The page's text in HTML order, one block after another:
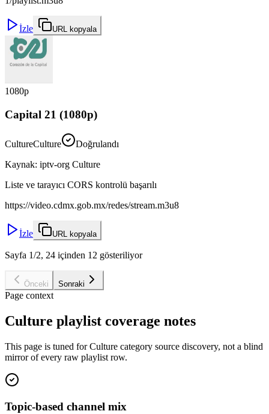
İzle URL kopyala
1080p
Capital 21 (1080p)
CultureCulture
Doğrulandı
Kaynak: iptv-org Culture
Liste ve tarayıcı CORS kontrolü başarılı
https://video.cdmx.gob.mx/redes/stream.m3u8
İzle URL kopyala
Sayfa 1/2, 24 içinden 12 gösteriliyor
Önceki Sonraki
Page context
Culture playlist coverage notes
This page is tuned for Culture category source discovery, not a blind
mirror of every raw playlist row.
Topic-based channel mix